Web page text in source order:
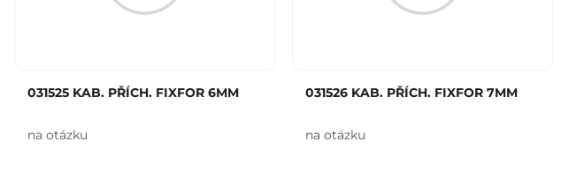
031525 KAB. PŘÍCH. FIXFOR 6MM
na otázku
031526 KAB. PŘÍCH. FIXFOR 7MM
na otázku